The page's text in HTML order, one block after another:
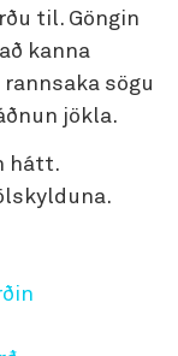
til. Göngin
kanna
sögu
jökla.
hátt.